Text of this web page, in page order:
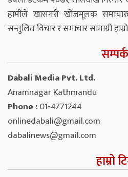
हामीले खासगरी खोजमूलक
सन्तुलित विचार र समाचार सामाग्री
सम्पर्क
Dabali Media Pvt. Ltd.
Anamnagar Kathmandu
Phone :01-4771244
onlinedabali@gmail.com
dabalinews@gmail.com
हाम्रो